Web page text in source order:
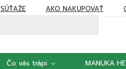
SÚŤAŽE AKO NAKUPOVAŤ
Čo vás trápi MANUKA